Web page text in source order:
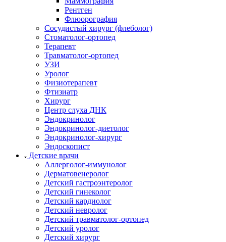
Рентген
Флюорография
Сосудистый хирург (флеболог)
Стоматолог-ортопед
Терапевт
Травматолог-ортопед
УЗИ
Уролог
Физиотерапевт
Фтизиатр
Хирург
Центр слуха ДНК
Эндокринолог
Эндокринолог-диетолог
Эндокринолог-хирург
Эндоскопист
Детские врачи
Аллерголог-иммунолог
Дерматовенеролог
Детский гастроэнтеролог
Детский гинеколог
Детский кардиолог
Детский невролог
Детский травматолог-ортопед
Детский уролог
Детский хирург